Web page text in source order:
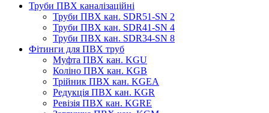
Труби ПВХ каналізаційні
Труби ПВХ кан. SDR51-SN 2
Труби ПВХ кан. SDR41-SN 4
Труби ПВХ кан. SDR34-SN 8
Фітинги для ПВХ труб
Муфта ПВХ кан. KGU
Коліно ПВХ кан. KGB
Трійник ПВХ кан. KGEA
Редукція ПВХ кан. KGR
Ревізія ПВХ кан. KGRE